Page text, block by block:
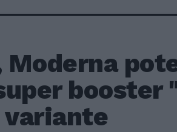
Moderna
booster